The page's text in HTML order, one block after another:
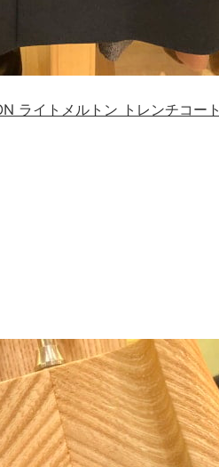
ライトメルトン トレンチコート